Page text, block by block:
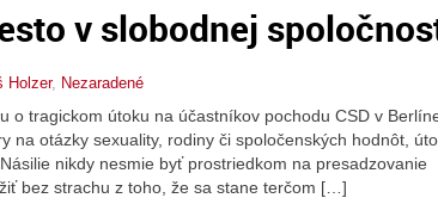
v slobodnej
Holzer, Nezaradené
o tragickom útoku na účastníkov pochodu CSD v
na otázky sexuality, rodiny či spoločenských hodnôt,
nikdy nesmie byť prostriedkom na presadzovanie
bez strachu z toho, že sa stane terčom […]